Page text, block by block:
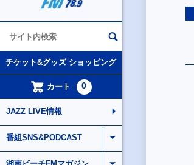
チケット&グッズ ショッピング
カート 0
JAZZ LIVE情報
番組SNS&PODCAST